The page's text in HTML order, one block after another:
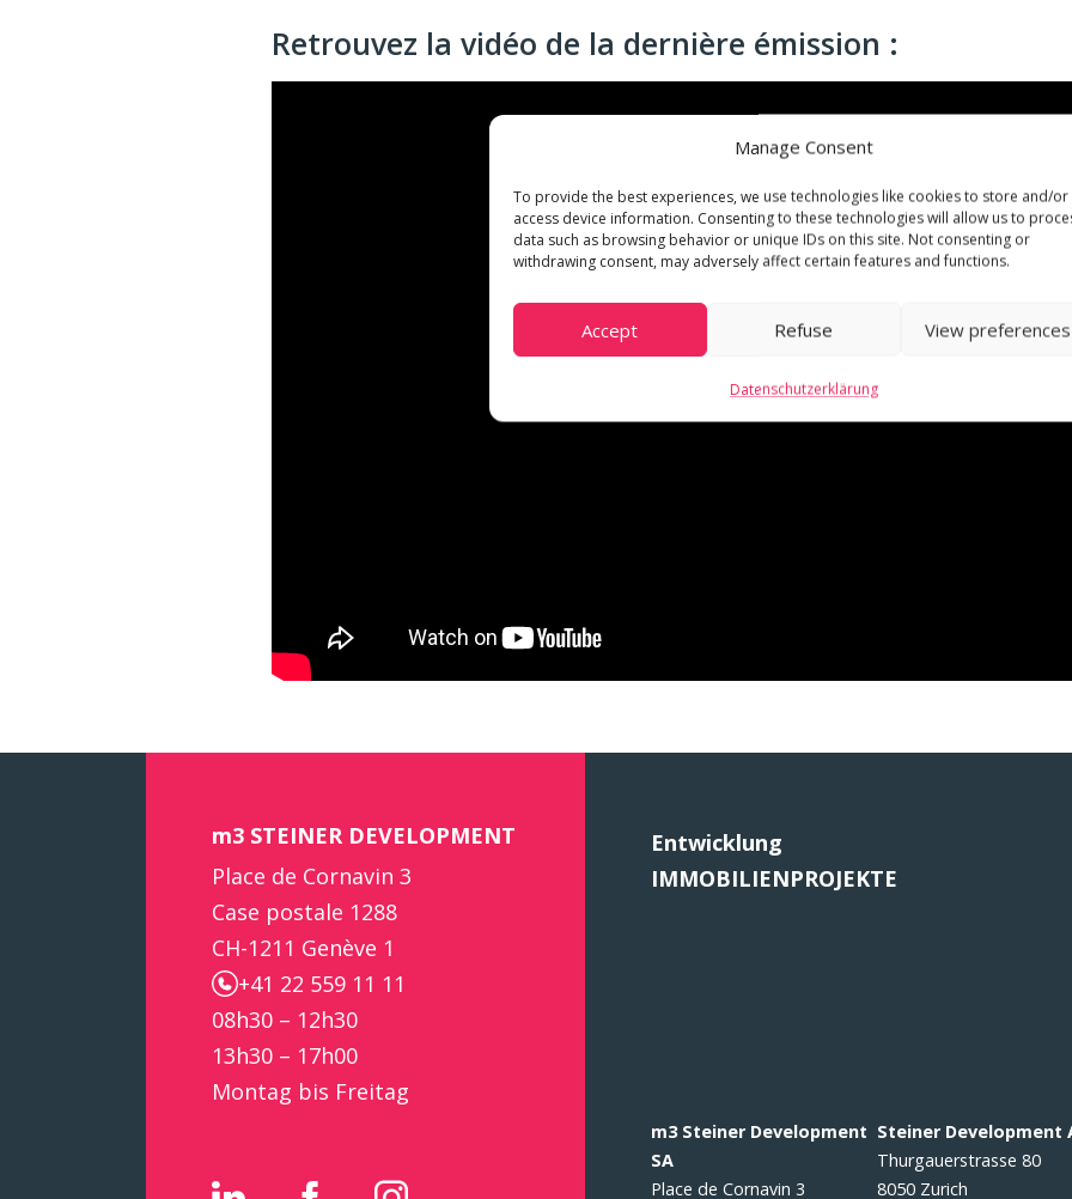
Manage Consent
To provide the best experiences, we use technologies like cookies to store and/or
access device information. Consenting to these technologies will allow us to
data such as browsing behavior or unique IDs on this site. Not consenting or
withdrawing consent, may adversely affect certain features and functions.
Accept Refuse View preferences
Datenschutzerklärung
Retrouvez la vidéo de la dernière émission :
m3 STEINER DEVELOPMENT
Place de Cornavin 3
Case postale 1288
CH-1211 Genève 1
+41 22 559 11 11
08h30 – 12h30
13h30 – 17h00
Montag bis Freitag
Entwicklung
IMMOBILIENPROJEKTE
m3 Steiner Development
SA
Place de Cornavin 3
Steiner Development
Thurgauerstrasse 80
8050 Zurich